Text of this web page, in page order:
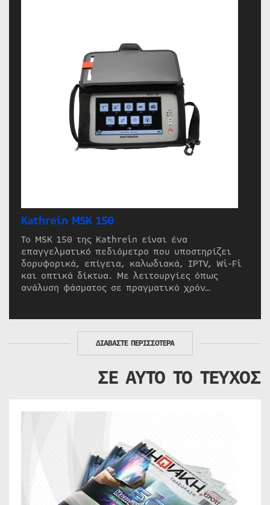
Kathrein MSK 150
Το MSK 150 της Kathrein είναι ένα
επαγγελματικό πεδιόμετρο που υποστηρίζει
δορυφορικά, επίγεια, καλωδιακά, IPTV, Wi-Fi
και οπτικά δίκτυα. Με λειτουργίες όπως
ανάλυση φάσματος σε πραγματικό χρόν…
ΔΙΑΒΑΣΤΕ ΠΕΡΙΣΣΟΤΕΡΑ
ΣΕ ΑΥΤΟ ΤΟ ΤΕΥΧΟΣ